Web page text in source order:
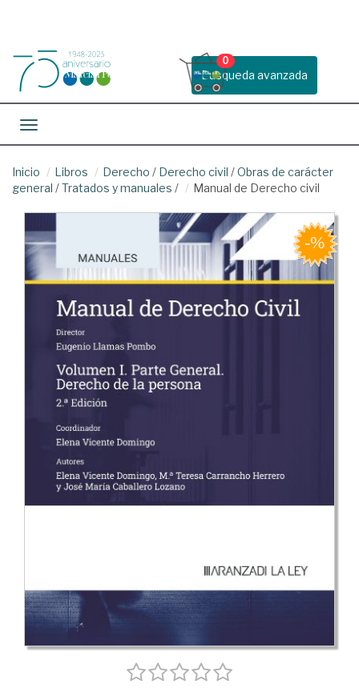
Busqueda avanzada
0
Toggle navigation
Inicio Libros Derecho / Derecho civil /Obras de carácter
general /Tratados y manuales / Manual de Derecho civil